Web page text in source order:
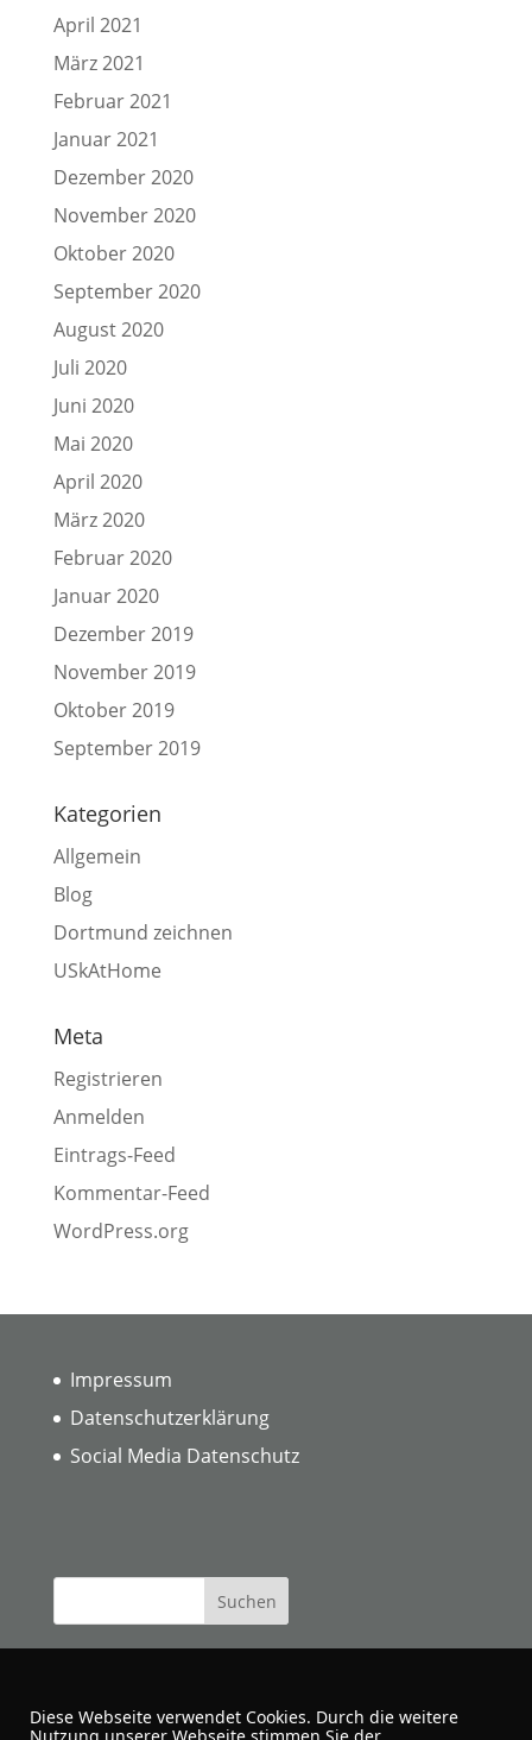
April 2021
März 2021
Februar 2021
Januar 2021
Dezember 2020
November 2020
Oktober 2020
September 2020
August 2020
Juli 2020
Juni 2020
Mai 2020
April 2020
März 2020
Februar 2020
Januar 2020
Dezember 2019
November 2019
Oktober 2019
September 2019
Kategorien
Allgemein
Blog
Dortmund zeichnen
USkAtHome
Meta
Registrieren
Anmelden
Eintrags-Feed
Kommentar-Feed
WordPress.org
Impressum
Datenschutzerklärung
Social Media Datenschutz
Diese Webseite verwendet Cookies. Durch die weitere